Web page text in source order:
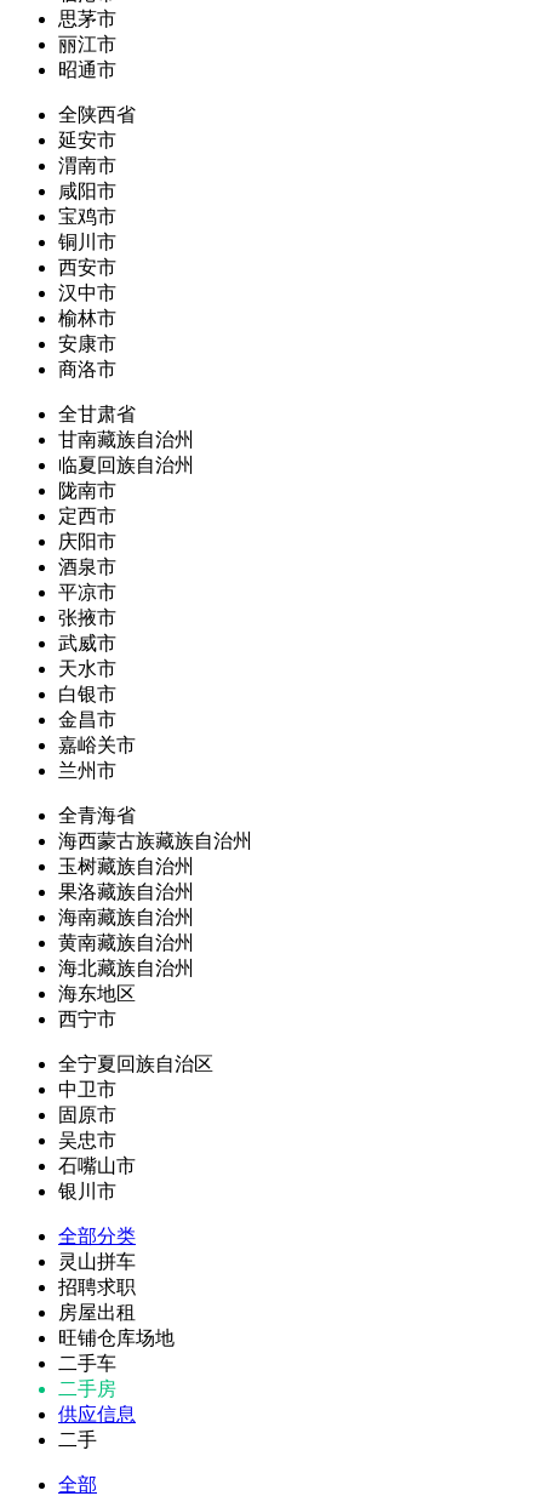
思茅市
丽江市
昭通市
全陕西省
延安市
渭南市
咸阳市
宝鸡市
铜川市
西安市
汉中市
榆林市
安康市
商洛市
全甘肃省
甘南藏族自治州
临夏回族自治州
陇南市
定西市
庆阳市
酒泉市
平凉市
张掖市
武威市
天水市
白银市
金昌市
嘉峪关市
兰州市
全青海省
海西蒙古族藏族自治州
玉树藏族自治州
果洛藏族自治州
海南藏族自治州
黄南藏族自治州
海北藏族自治州
海东地区
西宁市
全宁夏回族自治区
中卫市
固原市
吴忠市
石嘴山市
银川市
全部分类
灵山拼车
招聘求职
房屋出租
旺铺仓库场地
二手车
二手房
供应信息
二手
全部